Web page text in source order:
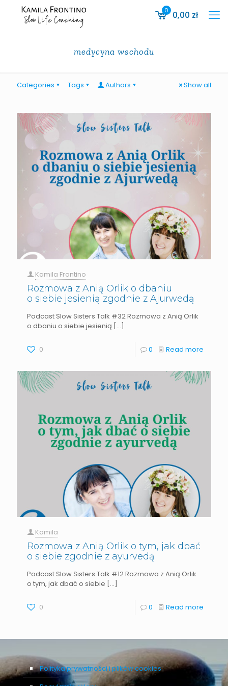
0 0,00 zł
medycyna wschodu
Categories Tags Authors Show all
Kamila Frontino
Rozmowa z Anią Orlik o dbaniu
o siebie jesienią zgodnie z Ajurwedą
Podcast Slow Sisters Talk #32 Rozmowa z Anią Orlik
o dbaniu o siebie jesienią […]
0 0 Read more
Kamila
Rozmowa z Anią Orlik o tym, jak dbać
o siebie zgodnie z ayurvedą
Podcast Slow Sisters Talk #12 Rozmowa z Anią Orlik
o tym, jak dbać o siebie […]
0 0 Read more
Polityka prywatności i plików cookies